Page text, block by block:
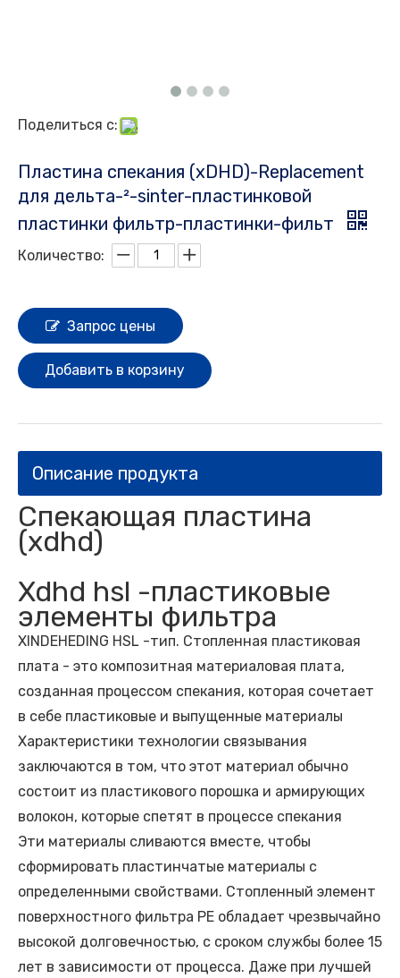
Поделиться с:
Пластина спекания (xDHD)-Replacement
для дельта-²-sinter-пластинковой
пластинки фильтр-пластинки-фильт
Количество:
Запрос цены
Добавить в корзину
Описание продукта
Спекающая пластина
(xdhd)
Xdhd hsl -пластиковые
элементы фильтра
XINDEHEDING HSL -тип. Стопленная пластиковая
плата - это композитная материаловая плата,
созданная процессом спекания, которая сочетает
в себе пластиковые и выпущенные материалы
Характеристики технологии связывания
заключаются в том, что этот материал обычно
состоит из пластикового порошка и армирующих
волокон, которые спетят в процессе спекания
Эти материалы сливаются вместе, чтобы
сформировать пластинчатые материалы с
определенными свойствами. Стопленный элемент
поверхностного фильтра PE обладает чрезвычайно
высокой долговечностью, с сроком службы более 15
лет в зависимости от процесса. Даже при лучшей